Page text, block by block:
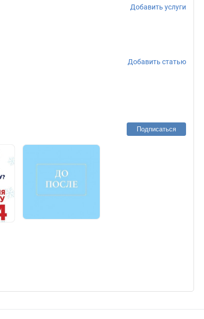
Добавить услуги
Добавить статью
Подписаться